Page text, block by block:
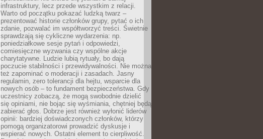
infrastruktury, lecz przede wszystkim z relacji.
Warto od początku pokazać ludzką twarz –
prezentować historie członków grupy, pytać o ich
zdanie, pozwalać im współtworzyć treści. Świetnie
sprawdzają się cykliczne wydarzenia: np.
poniedziałkowe sesje pytań i odpowiedzi,
comiesięczne wyzwania czy wspólne akcje
charytatywne. Ludzie lubią rytuały, bo dają
poczucie stabilności i przewidywalności. Nie można
też zapominać o moderacji i zasadach. Jasny
regulamin, zero tolerancji dla hejtu, wsparcie dla
nowych osób – to fundament bezpieczeństwa. Gdy
uczestnicy zobaczą, że mogą swobodnie dzielić
się opiniami, nie bojąc się wyśmiania, chętniej będą
zabierać głos. Dobrze jest również wyłonić liderów
opinii: bardziej doświadczonych członków, którzy
pomogą organizatorowi prowadzić dyskusje i
wspierać nowych. Ostatni element to cierpliwość.